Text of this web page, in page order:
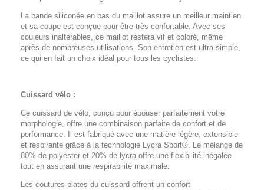
La bande siliconée en bas du maillot assure un meilleur maintien
et sa coupe est conçue pour être très confortable. Avec ses
couleurs inaltérables, ce maillot restera vif et coloré, même
après de nombreuses utilisations. Son entretien est ultra-simple,
ce qui en fait un choix idéal pour tous les cyclistes.
Cuissard vélo :
Ce cuissard de vélo, conçu pour épouser parfaitement votre
morphologie, offre une combinaison parfaite de confort et de
performance. Il est fabriqué avec une matière légère, extensible
et respirante grâce à la technologie Lycra Sport®. Le mélange de
80% de polyester et 20% de lycra offre une flexibilité inégalée
tout en assurant une respirabilité maximale.
Les coutures plates du cuissard offrent un confort